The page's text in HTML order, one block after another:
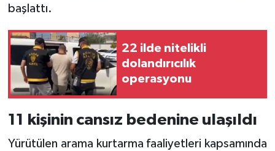
başlattı.
22 ilde nitelikli
dolandırıcılık
operasyonu
11 kişinin cansız bedenine ulaşıldı
Yürütülen arama kurtarma faaliyetleri kapsamında